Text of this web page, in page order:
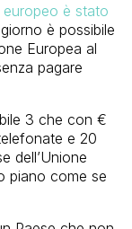
europeo è stato
giorno è possibile
Europea al
pagare
3 che con €
e 20
dell’Unione
piano come se